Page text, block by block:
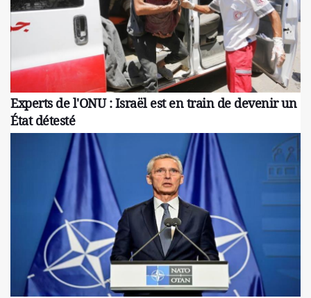
Experts de l'ONU : Israël est en train de devenir un
État détesté